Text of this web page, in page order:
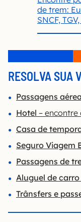
de trem:
SNCF,
RESOLVA SUA
Passagens
Hotel – encontre
Casa de
Seguro Viagem
Passagens de
Aluguel de carro
Trânsfers e